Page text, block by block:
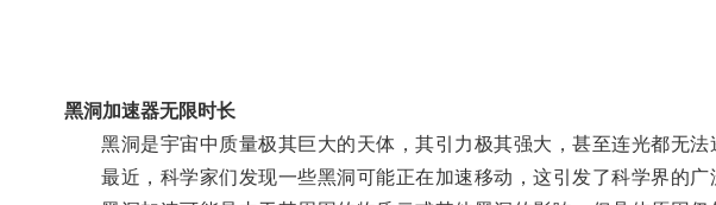
黑洞加速器无限时长
黑洞是宇宙中质量极其巨大的天体，其引力极其强大，甚至连光都无法
最近，科学家们发现一些黑洞可能正在加速移动，这引发了科学界的广